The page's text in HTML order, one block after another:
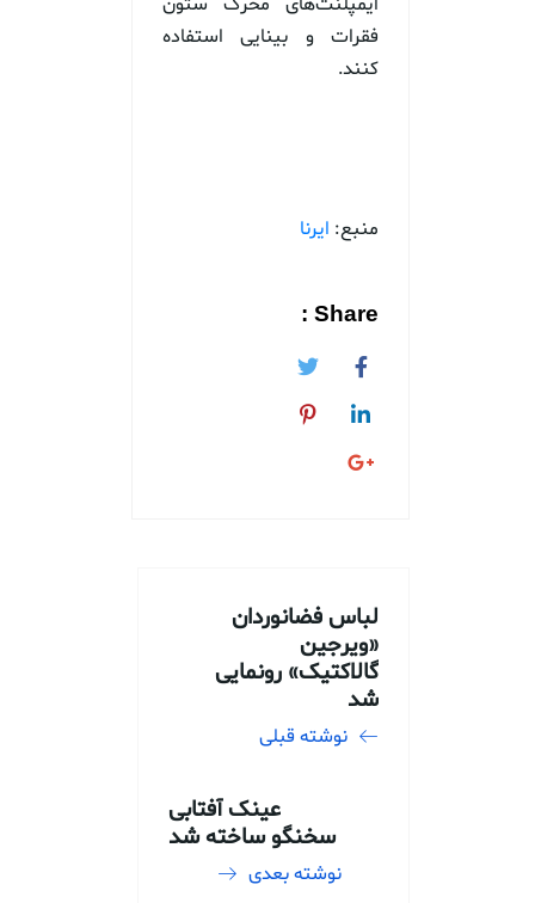
ایمپلنت‌های محرک ستون
فقرات و بینایی استفاده
کنند.
منبع: ایرنا
Share :
لباس فضانوردان
«ویرجین
گالاکتیک» رونمایی
شد
نوشته قبلی
عینک آفتابی
سخنگو ساخته شد
نوشته بعدی